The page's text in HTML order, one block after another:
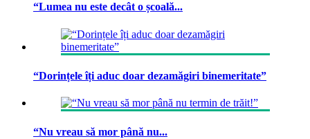
“Lumea nu este decât o școală...
“Dorințele îți aduc doar dezamăgiri binemeritate”
“Nu vreau să mor până nu...